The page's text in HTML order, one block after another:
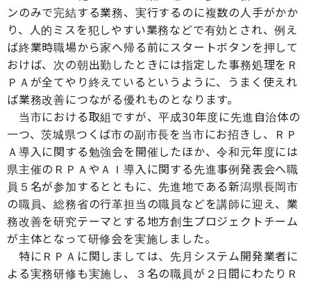
ンのみで完結する業務、実行するのに複数の人手がかか
り、人的ミスを犯しやすい業務などで有効とされ、例え
ば終業時職場から家へ帰る前にスタートボタンを押して
おけば、次の朝出勤したときには指定した事務処理をＲ
ＰＡが全てやり終えているというように、うまく使えれ
ば業務改善につながる優れものとなります。
当市における取組ですが、平成30年度に先進自治体の
一つ、茨城県つくば市の副市長を当市にお招きし、ＲＰ
Ａ導入に関する勉強会を開催したほか、令和元年度には
県主催のＲＰＡやＡＩ導入に関する先進事例発表会へ職
員５名が参加するとともに、先進地である新潟県長岡市
の職員、総務省の行革担当の職員などを講師に迎え、業
務改善を研究テーマとする地方創生プロジェクトチーム
が主体となって研修会を実施しました。
特にＲＰＡに関しましては、先月システム開発業者に
よる実務研修も実施し、３名の職員が２日間にわたりＲ